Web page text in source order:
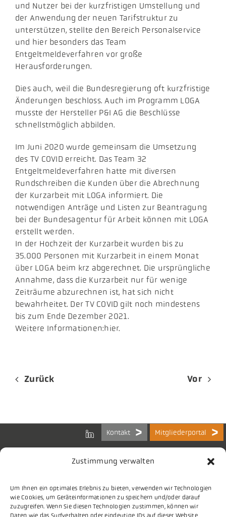
Zustimmung verwalten
Um Ihnen ein optimales Erlebnis zu bieten, verwenden wir Technologien
wie Cookies, um Geräteinformationen zu speichern und/oder darauf
zuzugreifen. Wenn Sie diesen Technologien zustimmen, können wir
Daten wie das Surfverhalten oder eindeutige IDs auf dieser Website
und Nutzer bei der kurzfristigen Umstellung und
der Anwendung der neuen Tarifstruktur zu
unterstützen, stellte den Bereich Personalservice
und hier besonders das Team
Entgeltmeldeverfahren vor große
Herausforderungen.
Dies auch, weil die Bundesregierung oft kurzfristige
Änderungen beschloss. Auch im Programm LOGA
musste der Hersteller P&I AG die Beschlüsse
schnellstmöglich abbilden.
Im Juni 2020 wurde gemeinsam die Umsetzung
des TV COVID erreicht. Das Team 32
Entgeltmeldeverfahren hatte mit diversen
Rundschreiben die Kunden über die Abrechnung
der Kurzarbeit mit LOGA informiert. Die
notwendigen Anträge und Listen zur Beantragung
bei der Bundesagentur für Arbeit können mit LOGA
erstellt werden.
In der Hochzeit der Kurzarbeit wurden bis zu
35.000 Personen mit Kurzarbeit in einem Monat
über LOGA beim krz abgerechnet. Die ursprüngliche
Annahme, dass die Kurzarbeit nur für wenige
Zeiträume abzurechnen ist, hat sich nicht
bewahrheitet. Der TV COVID gilt noch mindestens
bis zum Ende Dezember 2021.
Weitere Informationen:hier.
Zurück Vor
Kontakt Mitgliederportal
Bundes-Arbeitsgemeinschaft
der Kommunalen IT-Dienstleister e.V.
Charlottenstraße 65